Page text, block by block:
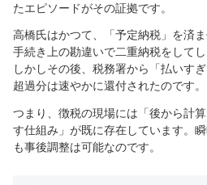
たエピソードがその証拠です。
高橋氏はかつて、「予定納税」を済
手続き上の勘違いで二重納税をして
しかしその後、税務署から「払いす
超過分は速やかに還付されたのです。
つまり、徴税の現場には「後から計
す仕組み」が既に存在しています。
も事後調整は可能なのです。